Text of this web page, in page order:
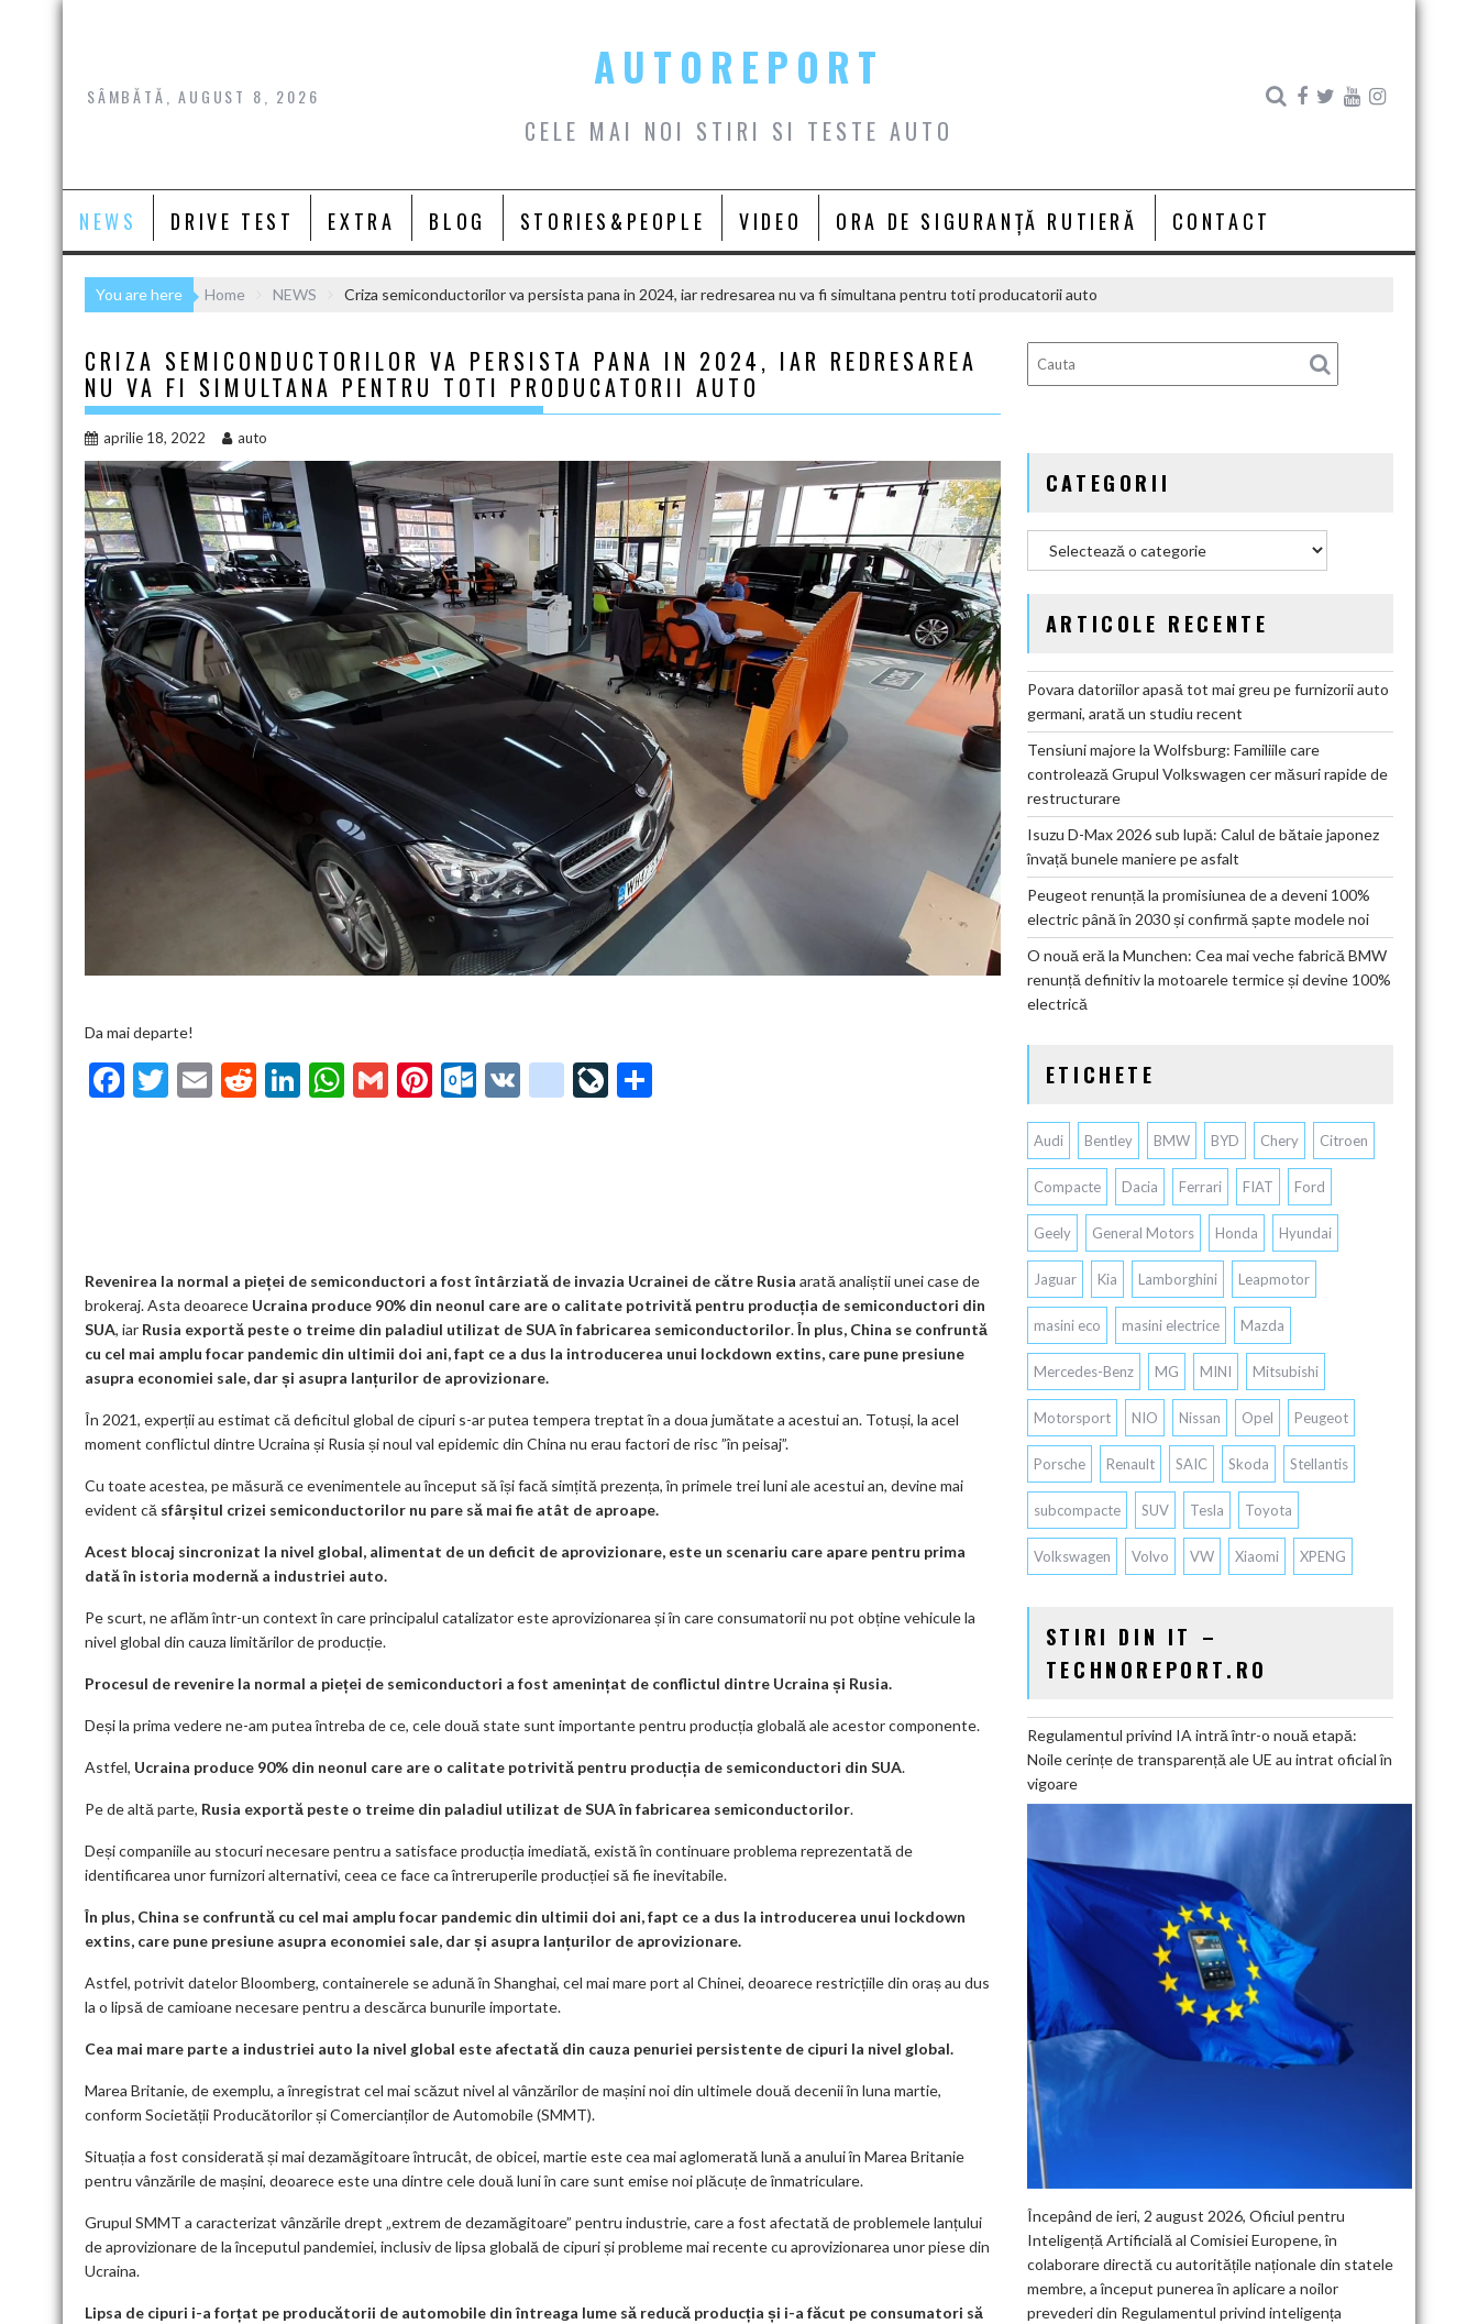
Skip
SÂMBĂTĂ, AUGUST 8, 2026
AUTOREPORT
CELE MAI NOI STIRI SI TESTE AUTO
NEWS DRIVE TEST EXTRA BLOG STORIES&PEOPLE VIDEO ORA DE SIGURANȚĂ RUTIERĂ CONTACT
You are here Home NEWS Criza semiconductorilor va persista pana in 2024, iar redresarea nu va fi simultana pentru toti producatorii auto
CRIZA SEMICONDUCTORILOR VA PERSISTA PANA IN 2024, IAR REDRESAREA
NU VA FI SIMULTANA PENTRU TOTI PRODUCATORII AUTO
aprilie 18, 2022 auto
Da mai departe!
F
k
T
E
R
Li W
p
G
Pi O
m
g
o
o
k
ar
Li
Revenirea la normal a pieței de semiconductori a fost întârziată de invazia Ucrainei de către Rusia arată analiștii unei case de
brokeraj. Asta deoarece Ucraina produce 90% din neonul care are o calitate potrivită pentru producția de semiconductori din
SUA, iar Rusia exportă peste o treime din paladiul utilizat de SUA în fabricarea semiconductorilor.În plus, China se confruntă
cu cel mai amplu focar pandemic din ultimii doi ani, fapt ce a dus la introducerea unui lockdown extins, care pune presiune
asupra economiei sale, dar și asupra lanțurilor de aprovizionare.
În 2021, experții au estimat că deficitul global de cipuri s-ar putea tempera treptat în a doua jumătate a acestui an. Totuși, la acel
moment conflictul dintre Ucraina și Rusia și noul val epidemic din China nu erau factori de risc ”în peisaj”.
Cu toate acestea, pe măsură ce evenimentele au început să își facă simțită prezența, în primele trei luni ale acestui an, devine mai
evident că sfârșitul crizei semiconductorilor nu pare să mai fie atât de aproape.
Acest blocaj sincronizat la nivel global, alimentat de un deficit de aprovizionare, este un scenariu care apare pentru prima
dată în istoria modernă a industriei auto.
Pe scurt, ne aflăm într-un context în care principalul catalizator este aprovizionarea și în care consumatorii nu pot obține vehicule la
nivel global din cauza limitărilor de producție.
Procesul de revenire la normal a pieței de semiconductori a fost amenințat de conflictul dintre Ucraina și Rusia.
Deși la prima vedere ne-am putea întreba de ce, cele două state sunt importante pentru producția globală ale acestor componente.
Astfel, Ucraina produce 90% din neonul care are o calitate potrivită pentru producția de semiconductori din SUA.
Pe de altă parte, Rusia exportă peste o treime din paladiul utilizat de SUA în fabricarea semiconductorilor.
Deși companiile au stocuri necesare pentru a satisface producția imediată, există în continuare problema reprezentată de
identificarea unor furnizori alternativi, ceea ce face ca întreruperile producției să fie inevitabile.
În plus, China se confruntă cu cel mai amplu focar pandemic din ultimii doi ani, fapt ce a dus la introducerea unui lockdown
extins, care pune presiune asupra economiei sale, dar și asupra lanțurilor de aprovizionare.
Astfel, potrivit datelor Bloomberg, containerele se adună în Shanghai, cel mai mare port al Chinei, deoarece restricțiile din oraș au dus
la o lipsă de camioane necesare pentru a descărca bunurile importate.
Cea mai mare parte a industriei auto la nivel global este afectată din cauza penuriei persistente de cipuri la nivel global.
Marea Britanie, de exemplu, a înregistrat cel mai scăzut nivel al vânzărilor de mașini noi din ultimele două decenii în luna martie,
conform Societății Producătorilor și Comercianților de Automobile (SMMT).
Situația a fost considerată și mai dezamăgitoare întrucât, de obicei, martie este cea mai aglomerată lună a anului în Marea Britanie
pentru vânzările de mașini, deoarece este una dintre cele două luni în care sunt emise noi plăcuțe de înmatriculare.
Grupul SMMT a caracterizat vânzările drept „extrem de dezamăgitoare” pentru industrie, care a fost afectată de problemele lanțului
de aprovizionare de la începutul pandemiei, inclusiv de lipsa globală de cipuri și probleme mai recente cu aprovizionarea unor piese din
Ucraina.
Lipsa de cipuri i-a forțat pe producătorii de automobile din întreaga lume să reducă producția și i-a făcut pe consumatori să
CATEGORII
ARTICOLE RECENTE
Povara datoriilor apasă tot mai greu pe furnizorii auto
germani, arată un studiu recent
Tensiuni majore la Wolfsburg: Familiile care
controlează Grupul Volkswagen cer măsuri rapide de
restructurare
Isuzu D-Max 2026 sub lupă: Calul de bătaie japonez
învață bunele maniere pe asfalt
Peugeot renunță la promisiunea de a deveni 100%
electric până în 2030 și confirmă șapte modele noi
O nouă eră la Munchen: Cea mai veche fabrică BMW
renunță definitiv la motoarele termice și devine 100%
electrică
ETICHETE
Audi Bentley BMW BYD Chery Citroen
Compacte Dacia Ferrari FIAT Ford
Geely General Motors Honda Hyundai
Jaguar Kia Lamborghini Leapmotor
masini eco masini electrice Mazda
Mercedes-Benz MG MINI Mitsubishi
Motorsport NIO Nissan Opel Peugeot
Porsche Renault SAIC Skoda Stellantis
subcompacte SUV Tesla Toyota
Volkswagen Volvo VW Xiaomi XPENG
STIRI DIN IT –
TECHNOREPORT.RO
Regulamentul privind IA intră într-o nouă etapă:
Noile cerințe de transparență ale UE au intrat oficial în
vigoare
Începând de ieri, 2 august 2026, Oficiul pentru
Inteligență Artificială al Comisiei Europene, în
colaborare directă cu autoritățile naționale din statele
membre, a început punerea în aplicare a noilor
prevederi din Regulamentul privind inteligența